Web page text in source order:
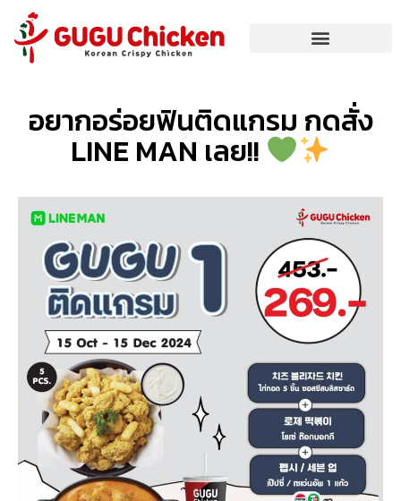
อยากอร่อยฟินติดแกรม กดสั่ง
LINE MAN เลย!!